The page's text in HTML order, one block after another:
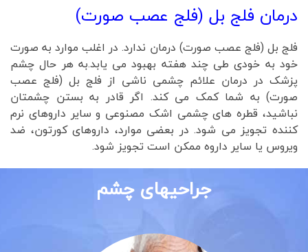
درمان فلج بل (فلج عصب صورت)
فلج بل (فلج عصب صورت) درمان ندارد. در اغلب موارد به صورت
خود به خودی طی چند هفته بهبود می یابد.به هر حال چشم
پزشک در درمان علائم چشمی ناشی از فلج بل (فلج عصب
صورت) به شما کمک می کند. اگر قادر به بستن چشمتان
نباشید، قطره های چشمی اشک مصنوعی و سایر داروهای نرم
کننده تجویز می شود. در بعضی موارد، داروهای کورتون، ضد
ویروس یا سایر داروه ممکن است تجویز شود.
جراحیهای چشم